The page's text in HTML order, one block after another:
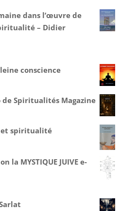
dans l’œuvre de
– Didier
conscience
Spiritualités Magazine
et spiritualité
la MYSTIQUE JUIVE e-